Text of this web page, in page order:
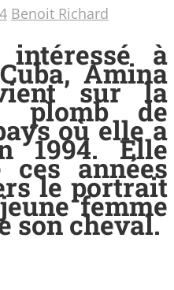
Benoit Richard
intéressé à
Amina
sur la
plomb de
où elle a
1994. Elle
ces années
le portrait
femme
son cheval.